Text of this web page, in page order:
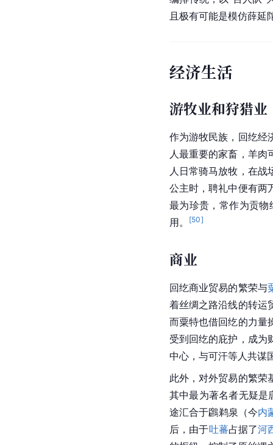
且极有可能是模仿薛延
经济生活
游牧业和狩猎业
作为游牧民族，回纥经
人最重要的家畜，羊肉
人日常骑马放牧，在战
公主时，聘礼中便有两
最为珍贵，常作为贡
用。
[50]
商业
回纥商业贸易的繁荣与
着丝绸之路沿线的转运
而粟特也借回纥的力量
受到回纥的庇护 ，成
中心，与可汗等人共谋
此外，对外贸易的繁荣
其中最为著名者无疑是
途汇合于鸊鹈泉（今内
后，由于吐蕃占据了河